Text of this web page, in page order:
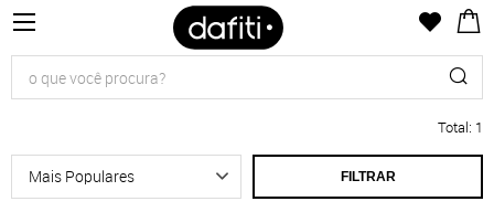
Total: 1
FILTRAR